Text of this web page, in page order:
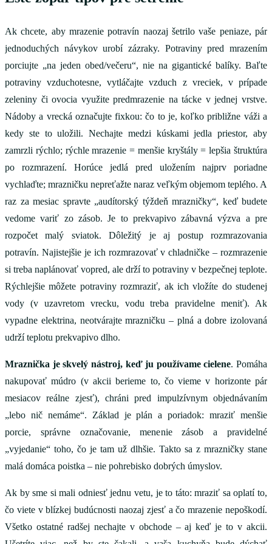
Ak chcete, aby mrazenie potravín naozaj šetrilo vaše peniaze, pár
jednoduchých návykov urobí zázraky. Potraviny pred mrazením
porciujte „na jeden obed/večeru“, nie na gigantické balíky. Baľte
potraviny vzduchotesne, vytláčajte vzduch z vreciek, v prípade
zeleniny či ovocia využite predmrazenie na tácke v jednej vrstve.
Nádoby a vrecká označujte fixkou: čo to je, koľko približne váži a
kedy ste to uložili. Nechajte medzi kúskami jedla priestor, aby
zamrzli rýchlo; rýchle mrazenie = menšie kryštály = lepšia štruktúra
po rozmrazení. Horúce jedlá pred uložením najprv poriadne
vychlaďte; mrazničku nepreťažte naraz veľkým objemom teplého. A
raz za mesiac spravte „audítorský týždeň mrazničky“, keď budete
vedome variť zo zásob. Je to prekvapivo zábavná výzva a pre
rozpočet malý sviatok. Dôležitý je aj postup rozmrazovania
potravín. Najistejšie je ich rozmrazovať v chladničke – rozmrazenie
si treba naplánovať vopred, ale drží to potraviny v bezpečnej teplote.
Rýchlejšie môžete potraviny rozmraziť, ak ich vložíte do studenej
vody (v uzavretom vrecku, vodu treba pravidelne meniť). Ak
vypadne elektrina, neotvárajte mrazničku – plná a dobre izolovaná
udrží teplotu prekvapivo dlho.
Mraznička je skvelý nástroj, keď ju používame cielene. Pomáha
nakupovať múdro (v akcii berieme to, čo vieme v horizonte pár
mesiacov reálne zjesť), chráni pred impulzívnym objednávaním
„lebo nič nemáme“. Základ je plán a poriadok: mraziť menšie
porcie, správne označovanie, menenie zásob a pravidelné
„vyjedanie“ toho, čo je tam už dlhšie. Takto sa z mrazničky stane
malá domáca poistka – nie pohrebisko dobrých úmyslov.
Ak by sme si mali odniesť jednu vetu, je to táto: mraziť sa oplatí to,
čo viete v blízkej budúcnosti naozaj zjesť a čo mrazenie nepoškodí.
Všetko ostatné radšej nechajte v obchode – aj keď je to v akcii.